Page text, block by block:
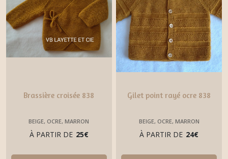
Brassière croisée 838
BEIGE, OCRE, MARRON
À PARTIR DE 25€
Gilet point rayé ocre 838
BEIGE, OCRE, MARRON
À PARTIR DE 24€